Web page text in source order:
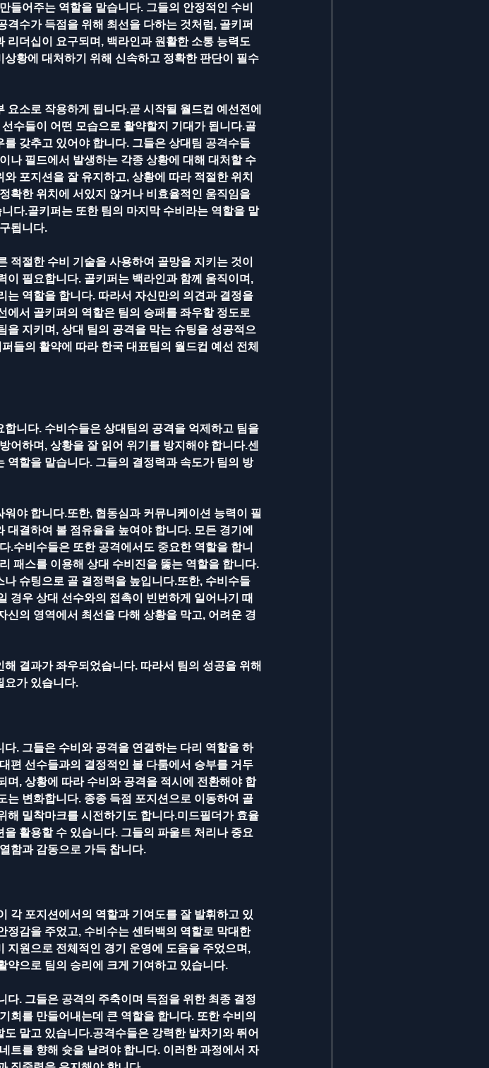
들어주는 역할을 맡습니다. 그들의 안정적인 수비
수가 득점을 위해 최선을 다하는 것처럼, 골키퍼
리더십이 요구되며, 백라인과 원활한 소통 능력도
황에 대처하기 위해 신속하고 정확한 판단이 필수
소로 작용하게 됩니다.곧 시작될 월드컵 예선전에
수들이 어떤 모습으로 활약할지 기대가 됩니다.골
갖추고 있어야 합니다. 그들은 상대팀 공격수들
나 필드에서 발생하는 각종 상황에 대해 대처할 수
포지션을 잘 유지하고, 상황에 따라 적절한 위치
확한 위치에 서있지 않거나 비효율적인 움직임을
다.골키퍼는 또한 팀의 마지막 수비라는 역할을 맡
됩니다.
적절한 수비 기술을 사용하여 골망을 지키는 것이
이 필요합니다. 골키퍼는 백라인과 함께 움직이며,
는 역할을 합니다. 따라서 자신만의 의견과 결정을
에서 골키퍼의 역할은 팀의 승패를 좌우할 정도로
지키며, 상대 팀의 공격을 막는 슈팅을 성공적으
들의 활약에 따라 한국 대표팀의 월드컵 예선 전체
니다. 수비수들은 상대팀의 공격을 억제하고 팀을
어하며, 상황을 잘 읽어 위기를 방지해야 합니다.센
역할을 맡습니다. 그들의 결정력과 속도가 팀의 방
야 합니다.또한, 협동심과 커뮤니케이션 능력이 필
결하여 볼 점유율을 높여야 합니다. 모든 경기에
.수비수들은 또한 공격에서도 중요한 역할을 합니
패스를 이용해 상대 수비진을 뚫는 역할을 합니다.
슈팅으로 골 결정력을 높입니다.또한, 수비수들
경우 상대 선수와의 접촉이 빈번하게 일어나기 때
의 영역에서 최선을 다해 상황을 막고, 어려운 경
결과가 좌우되었습니다. 따라서 팀의 성공을 위해
요가 있습니다.
. 그들은 수비와 공격을 연결하는 다리 역할을 하
편 선수들과의 결정적인 볼 다툼에서 승부를 거두
, 상황에 따라 수비와 공격을 적시에 전환해야 합
는 변화합니다. 종종 득점 포지션으로 이동하여 골
해 밀착마크를 시전하기도 합니다.미드필더가 효율
활용할 수 있습니다. 그들의 파울트 처리나 중요
함과 감동으로 가득 찹니다.
각 포지션에서의 역할과 기여도를 잘 발휘하고 있
정감을 주었고, 수비수는 센터백의 역할로 막대한
지원으로 전체적인 경기 운영에 도움을 주었으며,
약으로 팀의 승리에 크게 기여하고 있습니다.
. 그들은 공격의 주축이며 득점을 위한 최종 결정
회를 만들어내는데 큰 역할을 합니다. 또한 수비의
맡고 있습니다.공격수들은 강력한 발차기와 뛰어
트를 향해 슛을 날려야 합니다. 이러한 과정에서 자